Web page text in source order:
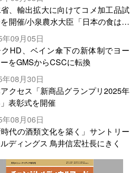
、輸出拡大に向けてコメ加工品試
開催/小泉農水大臣「日本の食は世
ップをとれる。米増産に向けて、
需要の拡大を」
09月05日
HD、ベイン傘下の新体制でヨー
をGMSからCSCに転換
08月30日
クセス「新商品グランプリ2025年
表彰式を開催
08月06日
時代の酒類文化を築く」サントリー
ディングス 鳥井信宏社長にきく